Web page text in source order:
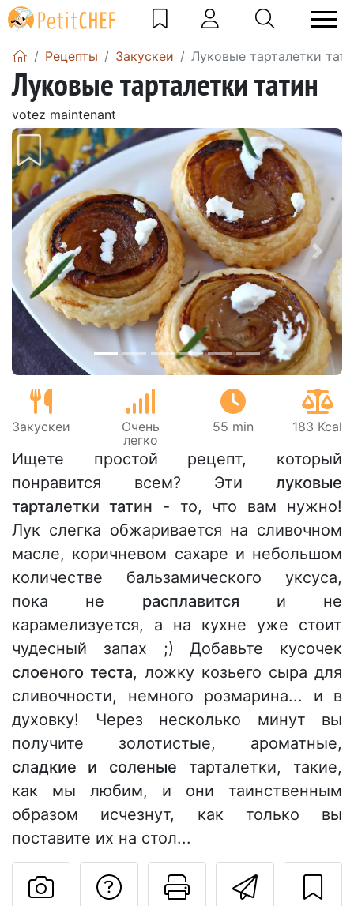
Pецепты Закускeи Луковые тарталетки
Луковые тарталетки татин
votez maintenant
Предыдущий
Закускeи
Очень
легко
55 min 183 Kcal
Ищете простой рецепт, который
понравится всем? Эти луковые
тарталетки татин - то, что вам нужно!
Лук слегка обжаривается на сливочном
масле, коричневом сахаре и небольшом
количестве бальзамического уксуса,
пока не расплавится и не
карамелизуется, а на кухне уже стоит
чудесный запах ;) Добавьте кусочек
слоеного теста, ложку козьего сыра для
сливочности, немного розмарина... и в
духовку! Через несколько минут вы
получите золотистые, ароматные,
сладкие и соленые тарталетки, такие,
как мы любим, и они таинственным
образом исчезнут, как только вы
поставите их на стол...
Задать вопрос